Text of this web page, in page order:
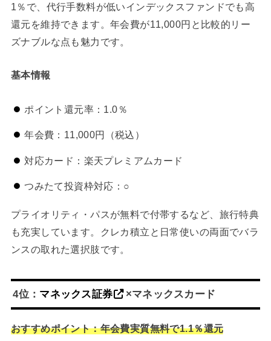
1％で、代行手数料が低いインデックスファンドでも高
還元を維持できます。年会費が11,000円と比較的リー
ズナブルな点も魅力です。
基本情報
ポイント還元率：1.0％
年会費：11,000円（税込）
対応カード：楽天プレミアムカード
つみたて投資枠対応：○
プライオリティ・パスが無料で付帯するなど、旅行特典
も充実しています。クレカ積立と日常使いの両面でバラ
ンスの取れた選択肢です。
4位： マネックス証券 ×マネックスカード
おすすめポイント：年会費実質無料で1.1％還元